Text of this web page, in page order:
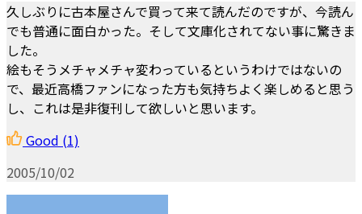
久しぶりに古本屋さんで買って来て読んだのですが、今読ん
でも普通に面白かった。そして文庫化されてない事に驚きま
した。
絵もそうメチャメチャ変わっているというわけではないの
で、最近高橋ファンになった方も気持ちよく楽しめると思う
し、これは是非復刊して欲しいと思います。
Good (1)
2005/10/02